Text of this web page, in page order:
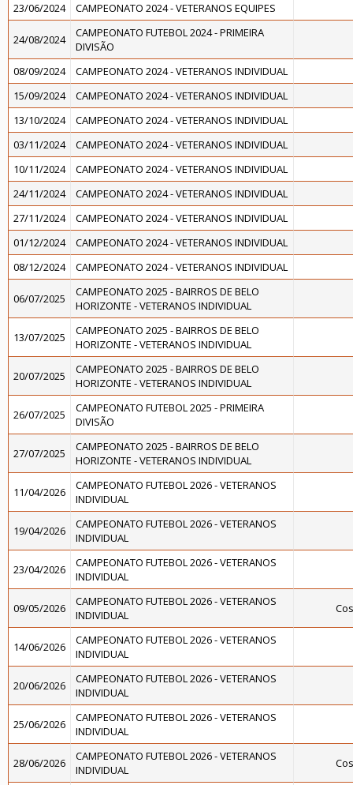
23/06/2024
CAMPEONATO 2024 - VETERANOS EQUIPES
24/08/2024
CAMPEONATO FUTEBOL 2024 - PRIMEIRA
DIVISÃO
08/09/2024
CAMPEONATO 2024 - VETERANOS INDIVIDUAL
15/09/2024
CAMPEONATO 2024 - VETERANOS INDIVIDUAL
13/10/2024
CAMPEONATO 2024 - VETERANOS INDIVIDUAL
03/11/2024
CAMPEONATO 2024 - VETERANOS INDIVIDUAL
10/11/2024
CAMPEONATO 2024 - VETERANOS INDIVIDUAL
24/11/2024
CAMPEONATO 2024 - VETERANOS INDIVIDUAL
27/11/2024
CAMPEONATO 2024 - VETERANOS INDIVIDUAL
01/12/2024
CAMPEONATO 2024 - VETERANOS INDIVIDUAL
08/12/2024
CAMPEONATO 2024 - VETERANOS INDIVIDUAL
06/07/2025
CAMPEONATO 2025 - BAIRROS DE BELO
HORIZONTE - VETERANOS INDIVIDUAL
13/07/2025
CAMPEONATO 2025 - BAIRROS DE BELO
HORIZONTE - VETERANOS INDIVIDUAL
20/07/2025
CAMPEONATO 2025 - BAIRROS DE BELO
HORIZONTE - VETERANOS INDIVIDUAL
26/07/2025
CAMPEONATO FUTEBOL 2025 - PRIMEIRA
DIVISÃO
27/07/2025
CAMPEONATO 2025 - BAIRROS DE BELO
HORIZONTE - VETERANOS INDIVIDUAL
11/04/2026
CAMPEONATO FUTEBOL 2026 - VETERANOS
INDIVIDUAL
19/04/2026
CAMPEONATO FUTEBOL 2026 - VETERANOS
INDIVIDUAL
23/04/2026
CAMPEONATO FUTEBOL 2026 - VETERANOS
INDIVIDUAL
09/05/2026
CAMPEONATO FUTEBOL 2026 - VETERANOS
INDIVIDUAL
14/06/2026
CAMPEONATO FUTEBOL 2026 - VETERANOS
INDIVIDUAL
20/06/2026
CAMPEONATO FUTEBOL 2026 - VETERANOS
INDIVIDUAL
25/06/2026
CAMPEONATO FUTEBOL 2026 - VETERANOS
INDIVIDUAL
28/06/2026
CAMPEONATO FUTEBOL 2026 - VETERANOS
INDIVIDUAL